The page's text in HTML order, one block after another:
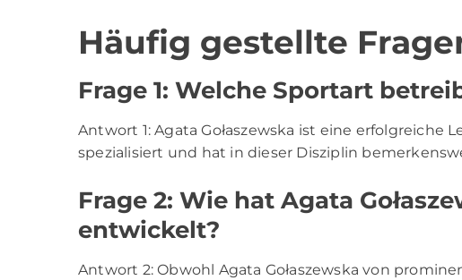
Häufig gestellte
Frage 1: Welche Sportart
Antwort 1: Agata Gołaszewska ist eine
spezialisiert und hat in dieser Disziplin
Frage 2: Wie hat Agata
entwickelt?
Antwort 2: Obwohl Agata Gołaszewska von